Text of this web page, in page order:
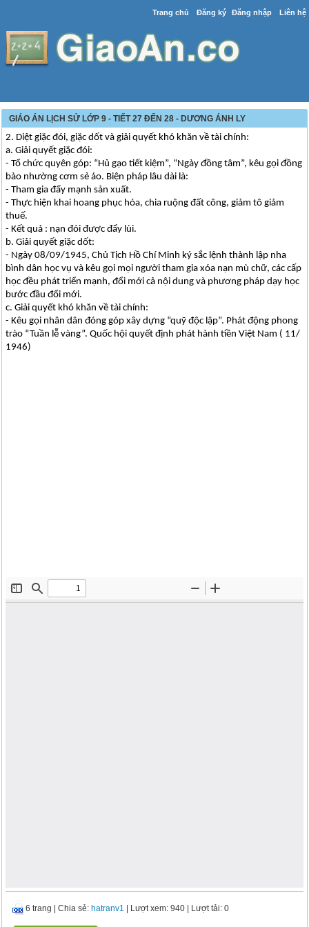
Trang chủ Đăng ký Đăng nhập Liên hệ
GIÁO ÁN LỊCH SỬ LỚP 9 - TIẾT 27 ĐẾN 28 - DƯƠNG ÁNH LY
2. Diệt giặc đói, giặc dốt và giải quyết khó khăn về tài chính:
a. Giải quyết giặc đói:
- Tổ chức quyên góp: “Hủ gạo tiết kiệm”, “Ngày đồng tâm”, kêu gọi đồng
bào nhường cơm sẻ áo. Biện pháp lâu dài là:
- Tham gia đẩy mạnh sản xuất.
- Thực hiện khai hoang phục hóa, chia ruộng đất công, giảm tô giảm
thuế.
- Kết quả : nạn đói được đẩy lùi.
b. Giải quyết giặc dốt:
- Ngày 08/09/1945, Chủ Tịch Hồ Chí Minh ký sắc lệnh thành lập nha
bình dân học vụ và kêu gọi mọi người tham gia xóa nạn mù chữ, các cấp
học đều phát triển mạnh, đổi mới cả nội dung và phương pháp dạy học
bước đầu đổi mới.
c. Giải quyết khó khăn về tài chính:
- Kêu gọi nhân dân đóng góp xây dựng “quỹ độc lập”. Phát động phong
trào “Tuần lễ vàng”. Quốc hội quyết định phát hành tiền Việt Nam ( 11/
1946)
6 trang |Chia sẻ: hatranv1 | Lượt xem: 940 | Lượt tải: 0